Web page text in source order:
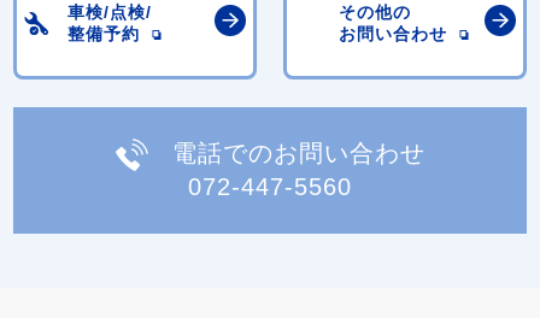
車検/点検/
整備予約
その他の
お問い合わせ
電話でのお問い合わせ
072-447-5560